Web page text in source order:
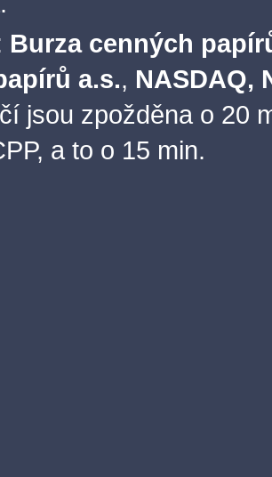
Burza cenných
a.s., NASDAQ,
jsou zpožděna o 20
a to o 15 min.